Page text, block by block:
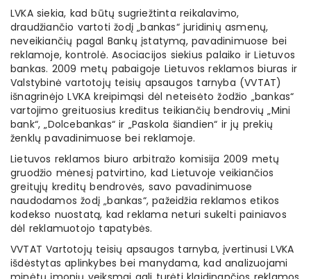
LVKA siekia, kad būtų sugriežtinta reikalavimo,
draudžiančio vartoti žodį „bankas“ juridinių asmenų,
neveikiančių pagal Bankų įstatymą, pavadinimuose bei
reklamoje, kontrolė. Asociacijos siekius palaiko ir Lietuvos
bankas. 2009 metų pabaigoje Lietuvos reklamos biuras ir
Valstybinė vartotojų teisių apsaugos tarnyba (VVTAT)
išnagrinėjo LVKA kreipimąsi dėl neteisėto žodžio „bankas“
vartojimo greituosius kreditus teikiančių bendrovių „Mini
bank“, „Dolcebankas“ ir „Paskola šiandien“ ir jų prekių
ženklų pavadinimuose bei reklamoje.
Lietuvos reklamos biuro arbitražo komisija 2009 metų
gruodžio mėnesį patvirtino, kad Lietuvoje veikiančios
greitųjų kreditų bendrovės, savo pavadinimuose
naudodamos žodį „bankas“, pažeidžia reklamos etikos
kodekso nuostatą, kad reklama neturi sukelti painiavos
dėl reklamuotojo tapatybės.
VVTAT Vartotojų teisių apsaugos tarnyba, įvertinusi LVKA
išdėstytas aplinkybes bei manydama, kad analizuojami